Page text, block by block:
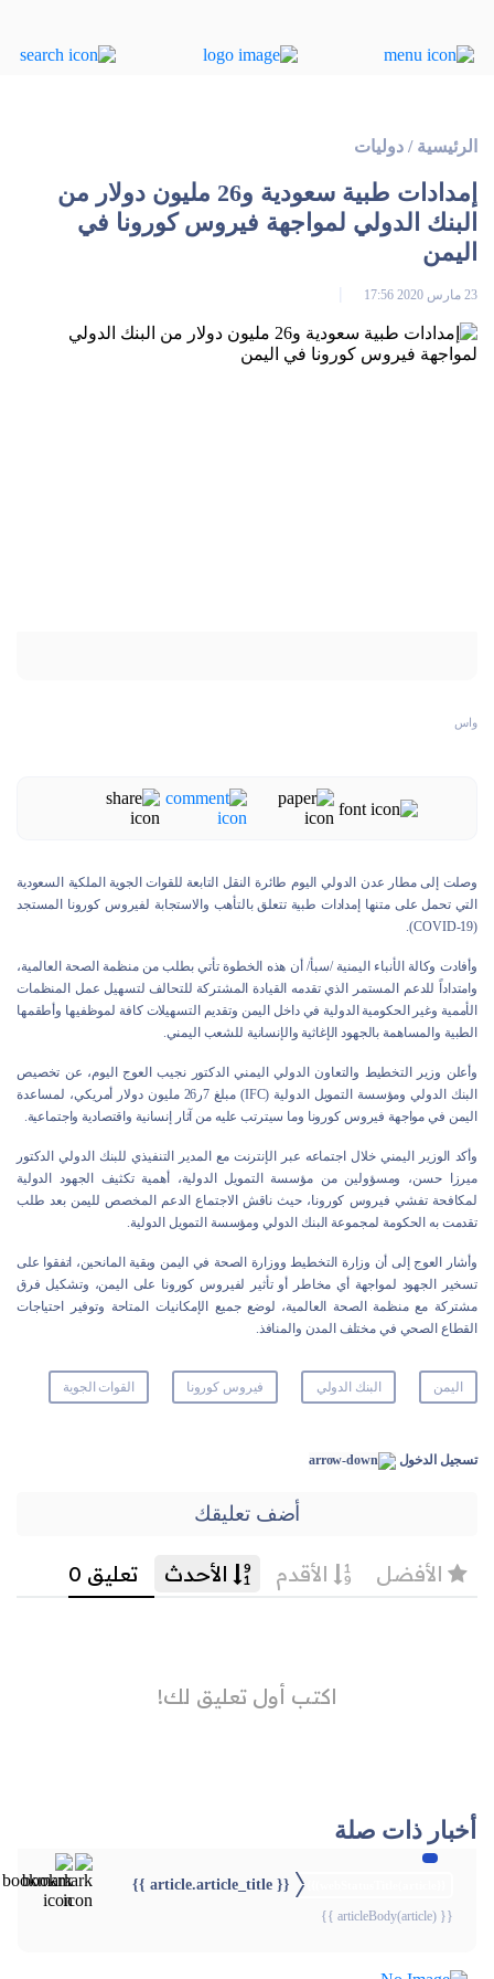
الرئيسية / دوليات
إمدادات طبية سعودية و26 مليون دولار من
البنك الدولي لمواجهة فيروس كورونا في
اليمن
23 مارس 2020 17:56
واس
وصلت إلى مطار عدن الدولي اليوم طائرة النقل التابعة للقوات الجوية الملكية السعودية
التي تحمل على متنها إمدادات طبية تتعلق بالتأهب والاستجابة لفيروس كورونا المستجد
(COVID-19).
وأفادت وكالة الأنباء اليمنية /سبأ/ أن هذه الخطوة تأتي بطلب من منظمة الصحة العالمية،
وامتداداً للدعم المستمر الذي تقدمه القيادة المشتركة للتحالف لتسهيل عمل المنظمات
الأممية وغير الحكومية الدولية في داخل اليمن وتقديم التسهيلات كافة لموظفيها وأطقمها
الطبية والمساهمة بالجهود الإغاثية والإنسانية للشعب اليمني.
وأعلن وزير التخطيط والتعاون الدولي اليمني الدكتور نجيب العوج اليوم، عن تخصيص
البنك الدولي ومؤسسة التمويل الدولية (IFC) مبلغ 7ر26 مليون دولار أمريكي، لمساعدة
اليمن في مواجهة فيروس كورونا وما سيترتب عليه من آثار إنسانية واقتصادية واجتماعية.
وأكد الوزير اليمني خلال اجتماعه عبر الإنترنت مع المدير التنفيذي للبنك الدولي الدكتور
ميرزا حسن، ومسؤولين من مؤسسة التمويل الدولية، أهمية تكثيف الجهود الدولية
لمكافحة تفشي فيروس كورونا، حيث ناقش الاجتماع الدعم المخصص لليمن بعد طلب
تقدمت به الحكومة لمجموعة البنك الدولي ومؤسسة التمويل الدولية.
وأشار العوج إلى أن وزارة التخطيط ووزارة الصحة في اليمن وبقية المانحين، اتفقوا على
تسخير الجهود لمواجهة أي مخاطر أو تأثير لفيروس كورونا على اليمن، وتشكيل فرق
مشتركة مع منظمة الصحة العالمية، لوضع جميع الإمكانيات المتاحة وتوفير احتياجات
القطاع الصحي في مختلف المدن والمنافذ.
اليمن البنك الدولي فيروس كورونا القوات الجوية
تسجيل الدخول
أضف تعليقك
أخبار ذات صلة
{{ article.article_title }}
{{ articleBody(article) }}